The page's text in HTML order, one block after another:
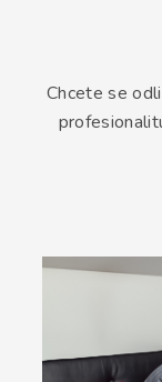
Chcete se